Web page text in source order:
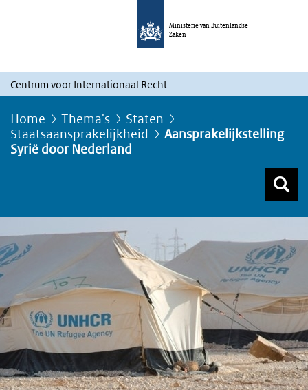
Ministerie van Buitenlandse
Zaken
Centrum voor Internationaal Recht
Home Thema's
Staten
Staatsaansprakelijkheid
Aansprakelijkstelling
Syrië door Nederland